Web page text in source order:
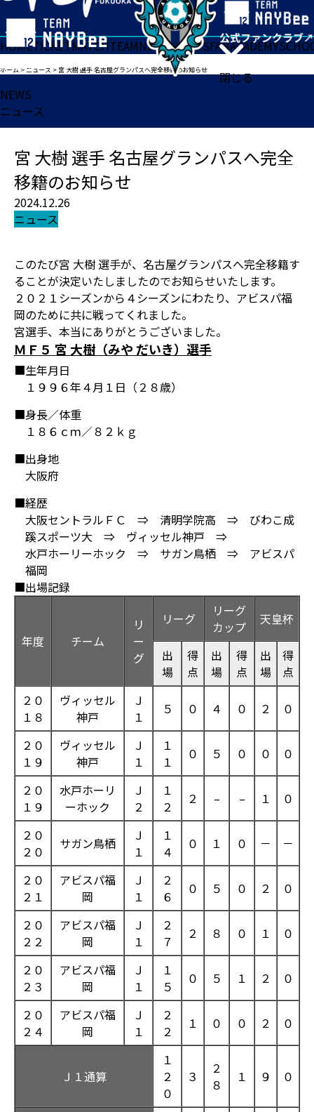
閉じる
HOMETICKETMATCHTEAMNEWSGOODSFANACADEMY
ホーム >ニュース > 宮 大樹 選手 名古屋グランパスへ完全移籍のお知らせ
NEWS
ニュース
宮 大樹 選手 名古屋グランパスへ完全
移籍のお知らせ
2024.12.26
ニュース
このたび宮 大樹 選手が、名古屋グランパスへ完全移籍す
ることが決定いたしましたのでお知らせいたします。
２０２１シーズンから４シーズンにわたり、アビスパ福
岡のために共に戦ってくれました。
宮選手、本当にありがとうございました。
ＭＦ５ 宮 大樹（みや だいき）選手
■生年月日
１９９６年４月１日（２８歳）
■身長／体重
１８６ｃｍ／８２ｋｇ
■出身地
大阪府
■経歴
大阪セントラルＦＣ ⇒ 清明学院高 ⇒ びわこ成
蹊スポーツ大 ⇒ ヴィッセル神戸 ⇒
水戸ホーリーホック ⇒ サガン鳥栖 ⇒ アビスパ
福岡
■出場記録
年度 チーム
リ
ー
グ
リーグ
リーグ
カップ
天皇杯
出
場
得
点
出
場
得
点
出
場
得
点
２０
１８
ヴィッセル
神戸
Ｊ
１
５ ０ ４ ０ ２ ０
２０
１９
ヴィッセル
神戸
Ｊ
１
１
１
０ ５ ０ ０ ０
２０
１９
水戸ホーリ
ーホック
Ｊ
２
１
２
２ – – １ ０
２０
２０
サガン鳥栖
Ｊ
１
１
４
０ １ ０ － －
２０
２１
アビスパ福
岡
Ｊ
１
２
６
０ ５ ０ ２ ０
２０
２２
アビスパ福
岡
Ｊ
１
２
７
２ ８ ０ １ ０
２０
２３
アビスパ福
岡
Ｊ
１
１
５
０ ５ １ ２ ０
２０
２４
アビスパ福
岡
Ｊ
１
２
２
１ ０ ０ ２ ０
Ｊ１通算
１
２
０
３
２
８
１ ９ ０